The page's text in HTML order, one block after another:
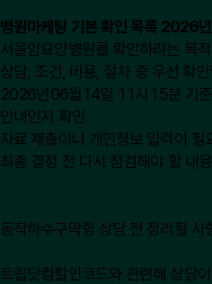
병원마케팅 기본 확인 목록
서울암요양병원를 확인하려는 목
상담, 조건, 비용, 절차 중 우선 확
2026년06월14일 11시15분 기준
안내인지 확인
자료 제출이나 개인정보 입력이 필
최종 결정 전 다시 점검해야 할 내용
동작하수구막힘 상담 전 정리할 사
트립닷컴할인코드와 관련해 상담